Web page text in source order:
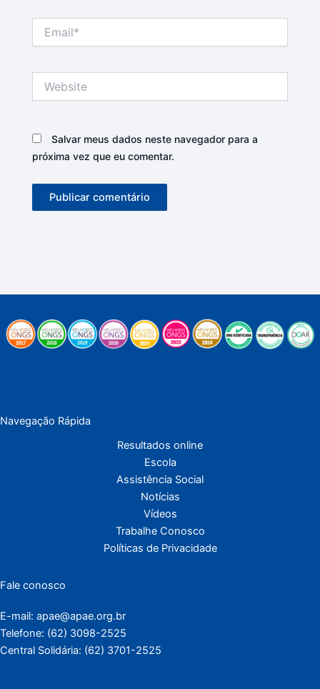
Salvar meus dados neste navegador para a
próxima vez que eu comentar.
Navegação Rápida
Resultados online
Escola
Assistência Social
Notícias
Vídeos
Trabalhe Conosco
Políticas de Privacidade
Fale conosco
E-mail: apae@apae.org.br
Telefone: (62) 3098-2525
Central Solidária: (62) 3701-2525